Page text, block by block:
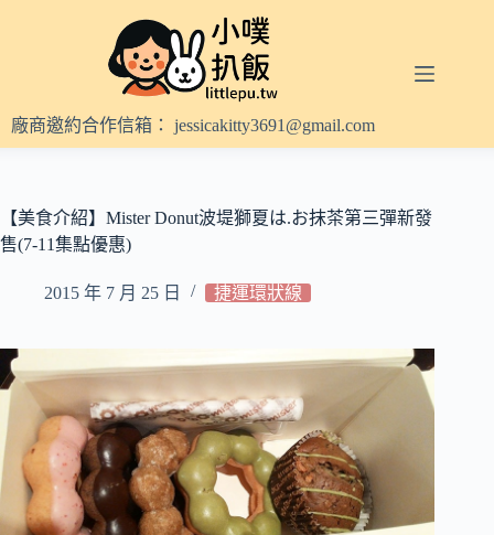
內
容
廠商邀約合作信箱： jessicakitty3691@gmail.com
【美食介紹】Mister Donut波堤獅夏は.お抹茶第三彈新發
售(7-11集點優惠)
2015 年 7 月 25 日 捷運環狀線